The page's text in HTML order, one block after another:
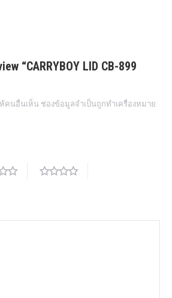
“CARRYBOY LID CB-899
คนอื่นเห็น ช่องข้อมูลจำเป็นถูกทำเครื่องหมาย